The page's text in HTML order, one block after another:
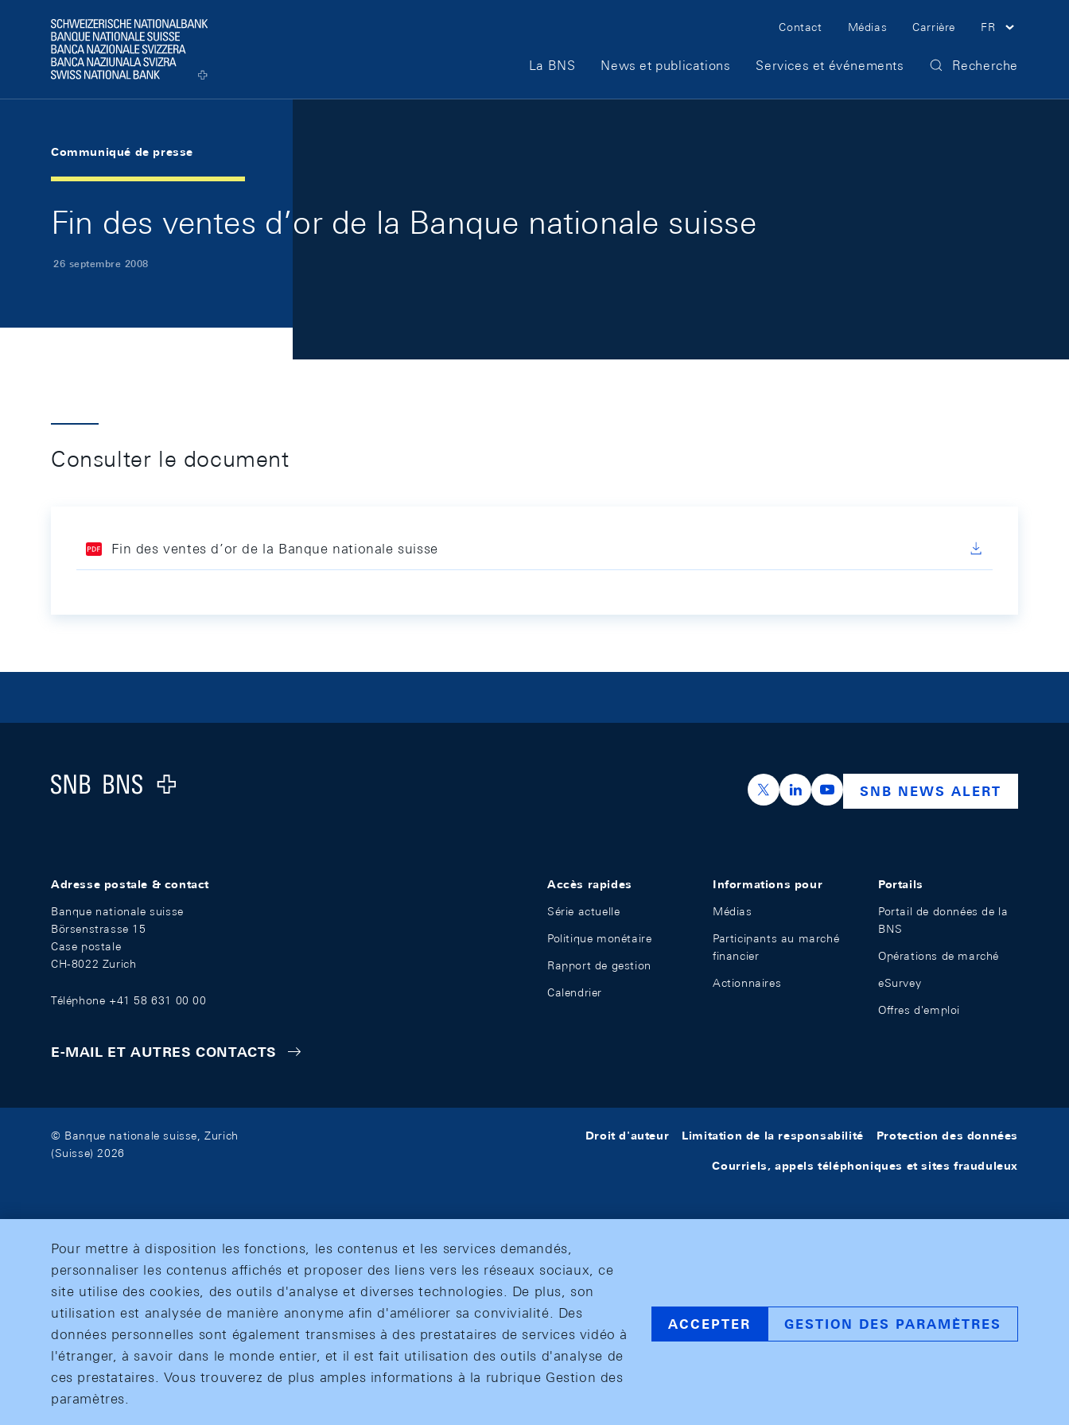
Logo
Meta Navigation
Contact Médias Carrière FR
Main Navigation
La BNS News et publications Services et événements Recherche
Communiqué de presse
Fin des ventes d’or de la Banque nationale suisse
26 septembre 2008
Consulter le document
Fin des ventes d’or de la Banque nationale suisse
Logo
https://x.com/snb_bns
https://ch.linkedin.com/company/swiss-
https://www.youtube.com/
SNB NEWS ALERT
Adresse postale & contact
Banque nationale suisse
Börsenstrasse 15
Case postale
CH-8022 Zurich
Téléphone +41 58 631 00 00
E-MAIL ET AUTRES CONTACTS
Accès rapides
Série actuelle
Politique monétaire
Rapport de gestion
Calendrier
Informations pour
Médias
Participants au marché
financier
Actionnaires
Portails
Portail de données de la
BNS
Opérations de marché
eSurvey
Offres d'emploi
© Banque nationale suisse, Zurich
(Suisse) 2026
Droit d'auteur Limitation de la responsabilité Protection des données
Courriels, appels téléphoniques et sites frauduleux
Pour mettre à disposition les fonctions, les contenus et les services demandés,
personnaliser les contenus affichés et proposer des liens vers les réseaux sociaux, ce
site utilise des cookies, des outils d'analyse et diverses technologies. De plus, son
utilisation est analysée de manière anonyme afin d'améliorer sa convivialité. Des
données personnelles sont également transmises à des prestataires de services vidéo à
l'étranger, à savoir dans le monde entier, et il est fait utilisation des outils d'analyse de
ces prestataires. Vous trouverez de plus amples informations à la rubrique Gestion des
paramètres.
ACCEPTER GESTION DES PARAMÈTRES